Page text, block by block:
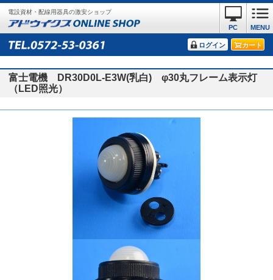
電設資材・配線用器具の激安ショップ
MENU
PC
ログイン カート
富士電機 DR30D0L-E3W(乳白) φ30丸フレーム表示灯
（LED照光）